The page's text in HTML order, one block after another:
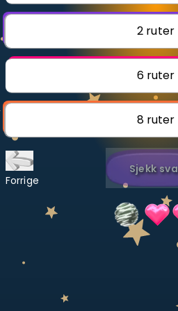
Bestill
Inviter en
Velg læreplan
2 ruter
6 ruter
8 ruter
Forrige
Sjekk